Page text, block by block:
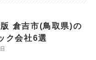
倉吉市(鳥取県)の
ク会社6選